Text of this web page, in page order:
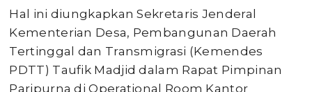
Hal ini diungkapkan Sekretaris Jenderal
Kementerian Desa, Pembangunan Daerah
Tertinggal dan Transmigrasi (Kemendes
PDTT) Taufik Madjid dalam Rapat Pimpinan
Paripurna di Operational Room Kantor